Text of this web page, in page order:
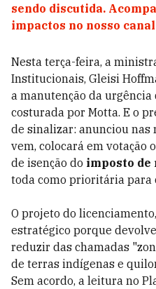
sendo discutida.
impactos no nosso
Nesta terça-feira, a
Institucionais, Gleisi
a manutenção da
costurada por Motta. E o
de sinalizar: anunciou nas
vem, colocará em votação
de isenção do imposto de
toda como prioritária para
O projeto do
estratégico porque
reduzir das chamadas
de terras indígenas e
Sem acordo, a leitura no